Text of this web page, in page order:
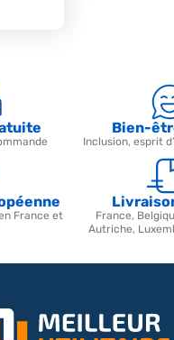
Bien-
Inclusion, esprit
France et
France,
Autriche,